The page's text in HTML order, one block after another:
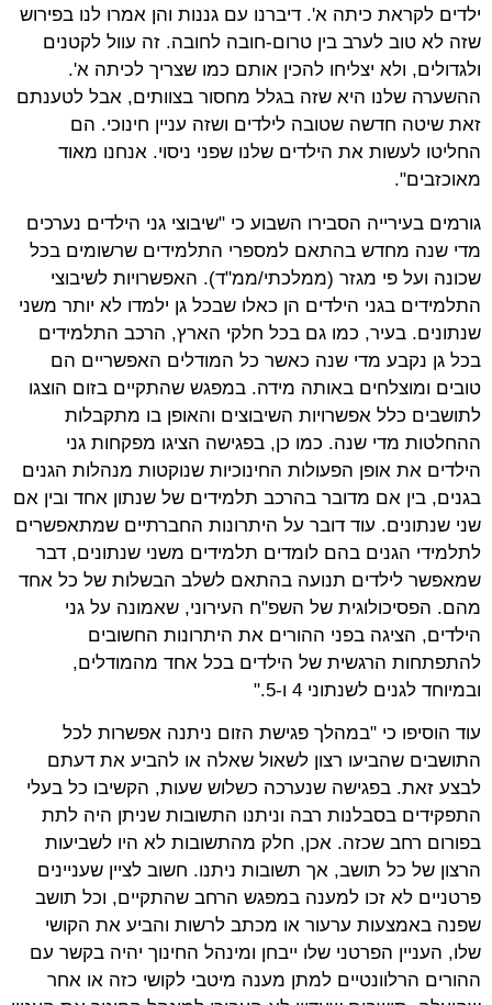
ילדים לקראת כיתה א'. דיברנו עם גננות והן אמרו לנו בפירוש
שזה לא טוב לערב בין טרום-חובה לחובה. זה עוול לקטנים
ולגדולים, ולא יצליחו להכין אותם כמו שצריך לכיתה א'.
ההשערה שלנו היא שזה בגלל מחסור בצוותים, אבל לטענתם
זאת שיטה חדשה שטובה לילדים ושזה עניין חינוכי. הם
החליטו לעשות את הילדים שלנו שפני ניסוי. אנחנו מאוד
מאוכזבים".
גורמים בעירייה הסבירו השבוע כי "שיבוצי גני הילדים נערכים
מדי שנה מחדש בהתאם למספרי התלמידים שרשומים בכל
שכונה ועל פי מגזר (ממלכתי/ממ"ד). האפשרויות לשיבוצי
התלמידים בגני הילדים הן כאלו שבכל גן ילמדו לא יותר משני
שנתונים. בעיר, כמו גם בכל חלקי הארץ, הרכב התלמידים
בכל גן נקבע מדי שנה כאשר כל המודלים האפשריים הם
טובים ומוצלחים באותה מידה. במפגש שהתקיים בזום הוצגו
לתושבים כלל אפשרויות השיבוצים והאופן בו מתקבלות
ההחלטות מדי שנה. כמו כן, בפגישה הציגו מפקחות גני
הילדים את אופן הפעולות החינוכיות שנוקטות מנהלות הגנים
בגנים, בין אם מדובר בהרכב תלמידים של שנתון אחד ובין אם
שני שנתונים. עוד דובר על היתרונות החברתיים שמתאפשרים
לתלמידי הגנים בהם לומדים תלמידים משני שנתונים, דבר
שמאפשר לילדים תנועה בהתאם לשלב הבשלות של כל אחד
מהם. הפסיכולוגית של השפ"ח העירוני, שאמונה על גני
הילדים, הציגה בפני ההורים את היתרונות החשובים
להתפתחות הרגשית של הילדים בכל אחד מהמודלים,
ובמיוחד לגנים לשנתוני 4 ו-5."
עוד הוסיפו כי "במהלך פגישת הזום ניתנה אפשרות לכל
התושבים שהביעו רצון לשאול שאלה או להביע את דעתם
לבצע זאת. בפגישה שנערכה כשלוש שעות, הקשיבו כל בעלי
התפקידים בסבלנות רבה וניתנו התשובות שניתן היה לתת
בפורום רחב שכזה. אכן, חלק מהתשובות לא היו לשביעות
הרצון של כל תושב, אך תשובות ניתנו. חשוב לציין שעניינים
פרטניים לא זכו למענה במפגש הרחב שהתקיים, וכל תושב
שפנה באמצעות ערעור או מכתב לרשות והביע את הקושי
שלו, העניין הפרטני שלו ייבחן ומינהל החינוך יהיה בקשר עם
ההורים הרלוונטיים למתן מענה מיטבי לקושי כזה או אחר